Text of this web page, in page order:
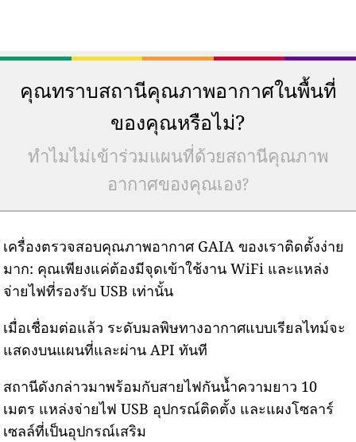
คุณทราบสถานีคุณภาพอากาศในพื้นที่
ของคุณหรือไม่?
ทำไมไม่เข้าร่วมแผนที่ด้วยสถานีคุณภาพ
อากาศของคุณเอง?
เครื่องตรวจสอบคุณภาพอากาศ GAIA ของเราติดตั้งง่าย
มาก: คุณเพียงแค่ต้องมีจุดเข้าใช้งาน WiFi และแหล่ง
จ่ายไฟที่รองรับ USB เท่านั้น
เมื่อเชื่อมต่อแล้ว ระดับมลพิษทางอากาศแบบเรียลไทม์จะ
แสดงบนแผนที่และผ่าน API ทันที
สถานีดังกล่าวมาพร้อมกับสายไฟกันน้ำความยาว 10
เมตร แหล่งจ่ายไฟ USB อุปกรณ์ติดตั้ง และแผงโซลาร์
เซลล์ที่เป็นอุปกรณ์เสริม